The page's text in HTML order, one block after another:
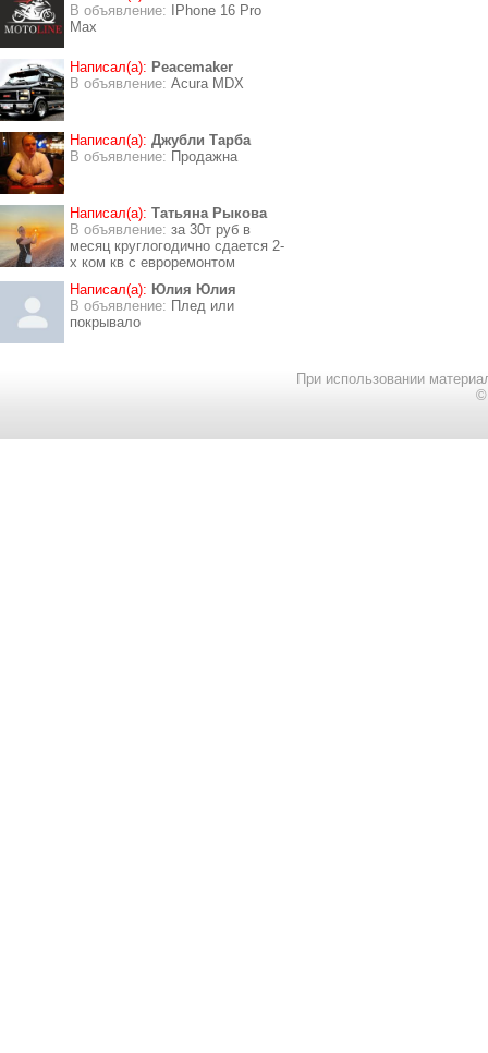
В объявление:
IPhone 16 Pro
Max
Написал(а): Peacemaker
В объявление: Acura MDX
Написал(а): Джубли Тарба
В объявление: Продажна
Написал(а): Татьяна Рыкова
В объявление: за 30т руб в
месяц круглогодично сдается 2-
х ком кв с евроремонтом
Написал(а): Юлия Юлия
В объявление: Плед или
покрывало
При использовании